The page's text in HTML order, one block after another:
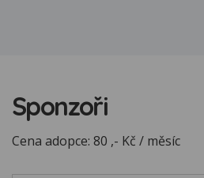
Sponzoři
Cena adopce: 80 ,- Kč / měsíc